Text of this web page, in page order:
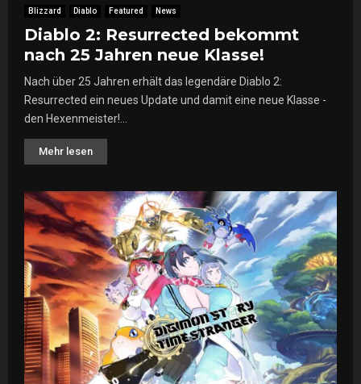
Blizzard Diablo Featured News
Diablo 2: Resurrected bekommt
nach 25 Jahren neue Klasse!
Nach über 25 Jahren erhält das legendäre Diablo 2:
Resurrected ein neues Update und damit eine neue Klasse -
den Hexenmeister!...
Mehr lesen